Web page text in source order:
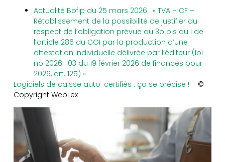
Actualité Bofip du 25 mars 2026 : « TVA – CF –
Rétablissement de la possibilité de justifier du
respect de l’obligation prévue au 3o bis du I de
l’article 286 du CGI par la production d’une
attestation individuelle délivrée par l’éditeur (loi
no 2026-103 du 19 février 2026 de finances pour
2026, art. 125) »
Logiciels de caisse auto-certifiés : ça se précise ! – ©
Copyright WebLex